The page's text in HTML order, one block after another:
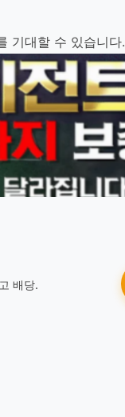
기대할 수 있습니다.
배당.